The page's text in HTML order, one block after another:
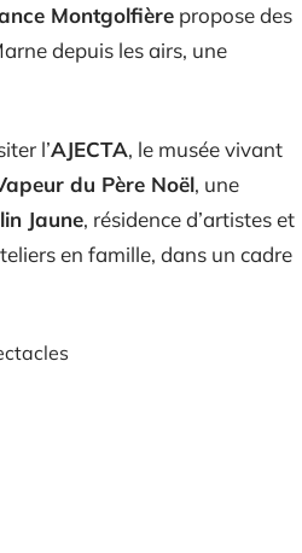
Montgolfière propose des
depuis les airs, une
l’AJECTA, le musée vivant
du Père Noël, une
Jaune, résidence d’artistes et
en famille, dans un cadre